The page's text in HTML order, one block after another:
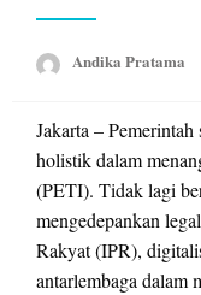
Andika Pratama
Jakarta –
holistik dalam
(PETI). Tidak lagi
mengedepankan
Rakyat (IPR),
antarlembaga dalam